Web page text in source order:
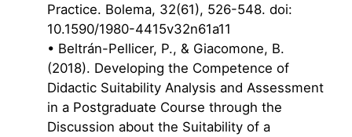
Practice. Bolema, 32(61), 526-548. doi:
10.1590/1980-4415v32n61a11
• Beltrán-Pellicer, P., & Giacomone, B.
(2018). Developing the Competence of
Didactic Suitability Analysis and Assessment
in a Postgraduate Course through the
Discussion about the Suitability of a